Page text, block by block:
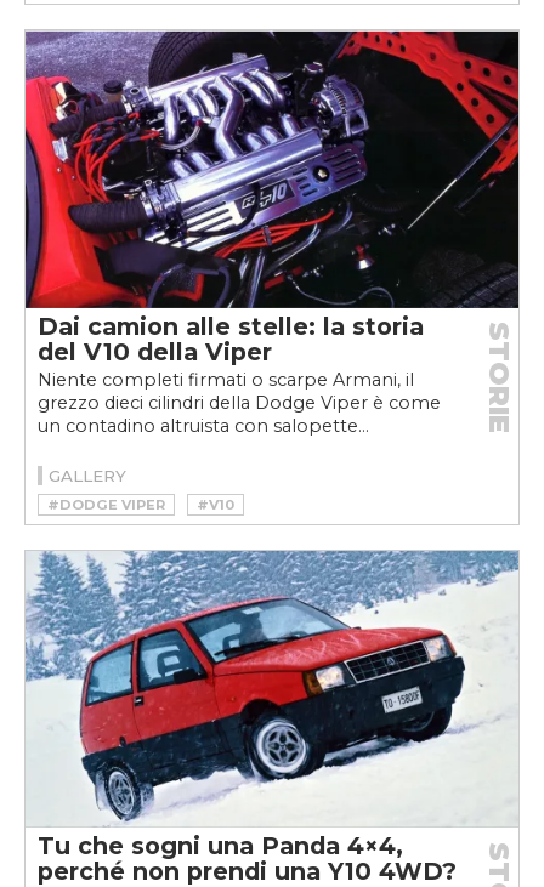
#YOUNGTIMER
Dai camion alle stelle: la storia
del V10 della Viper
Niente completi firmati o scarpe Armani, il
grezzo dieci cilindri della Dodge Viper è come
un contadino altruista con salopette...
STORIE
GALLERY
#DODGE VIPER #V10
Tu che sogni una Panda 4×4,
perché non prendi una Y10 4WD?